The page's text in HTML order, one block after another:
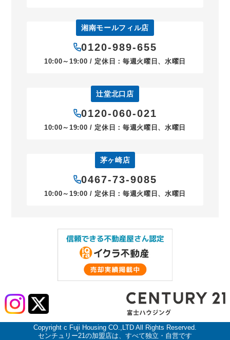
湘南モールフィル店
0120-989-655
10:00～19:00 / 定休日：毎週火曜日、水曜日
辻堂北口店
0120-060-021
10:00～19:00 / 定休日：毎週火曜日、水曜日
茅ヶ崎店
0467-73-9085
10:00～19:00 / 定休日：毎週火曜日、水曜日
Copyright c Fuji Housing CO.,LTD All Rights Reserved.
センチュリー21の加盟店は、すべて独立・自営です